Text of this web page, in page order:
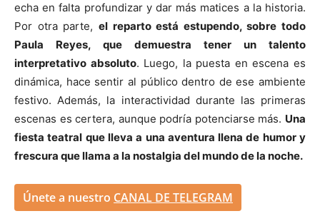
echa en falta profundizar y dar más matices a la historia.
Por otra parte, el reparto está estupendo, sobre todo
Paula Reyes, que demuestra tener un talento
interpretativo absoluto. Luego, la puesta en escena es
dinámica, hace sentir al público dentro de ese ambiente
festivo. Además, la interactividad durante las primeras
escenas es certera, aunque podría potenciarse más. Una
fiesta teatral que lleva a una aventura llena de humor y
frescura que llama a la nostalgia del mundo de la noche.
Únete a nuestro CANAL DE TELEGRAM